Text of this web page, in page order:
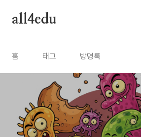
all4edu
홈 태그 방명록